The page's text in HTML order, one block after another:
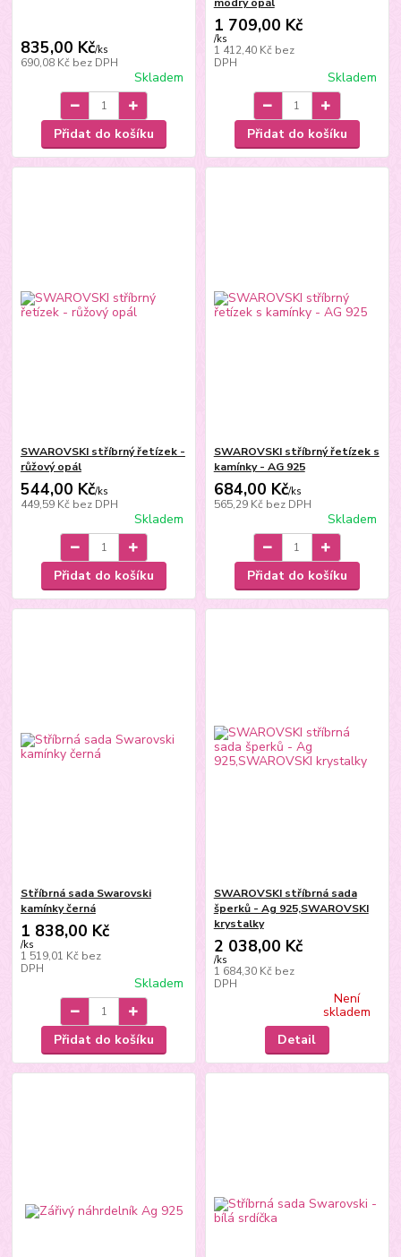
835,00 Kč/ks
690,08 Kč bez DPH
Skladem
Přidat do košíku
1 709,00 Kč
/ks
1 412,40 Kč bez
DPH
Skladem
Přidat do košíku
SWAROVSKI stříbrný řetízek -
růžový opál
544,00 Kč/ks
449,59 Kč bez DPH
Skladem
Přidat do košíku
SWAROVSKI stříbrný řetízek s
kamínky - AG 925
684,00 Kč/ks
565,29 Kč bez DPH
Skladem
Přidat do košíku
Stříbrná sada Swarovski
kamínky černá
1 838,00 Kč
/ks
1 519,01 Kč bez
DPH
Skladem
Přidat do košíku
SWAROVSKI stříbrná sada
šperků - Ag 925,SWAROVSKI
krystalky
2 038,00 Kč
/ks
1 684,30 Kč bez
DPH
Není
skladem
Detail